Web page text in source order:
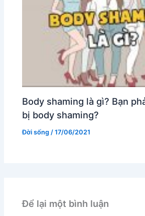
Body shaming là gì? Bạn
bị body shaming?
Đời sống /17/06/2021
Để lại một bình luận